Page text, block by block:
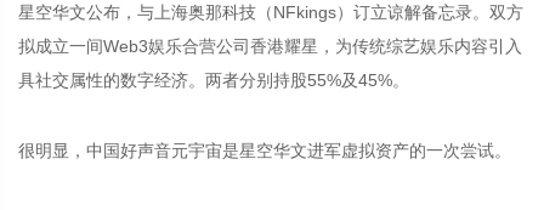
星空华文公布，与上海奥那科技（NFkings）订立谅解备忘录。双方
拟成立一间Web3娱乐合营公司香港耀星，为传统综艺娱乐内容引入
具社交属性的数字经济。两者分别持股55%及45%。
很明显，中国好声音元宇宙是星空华文进军虚拟资产的一次尝试。